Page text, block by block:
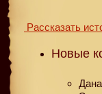
Рассказать
Новые
Дана